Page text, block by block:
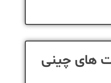
های چینی